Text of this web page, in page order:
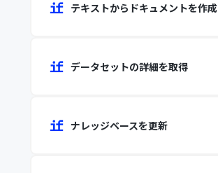
テキストからドキュメントを作成
データセットの詳細を取得
ナレッジベースを更新